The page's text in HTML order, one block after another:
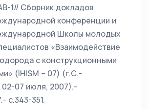
1// Сборник докладов
конференции и
Школы молодых
«Взаимодействие
с конструкционными
(IHISM – 07) (г.С.-
02-07 июля, 2007).-
с.343-351.